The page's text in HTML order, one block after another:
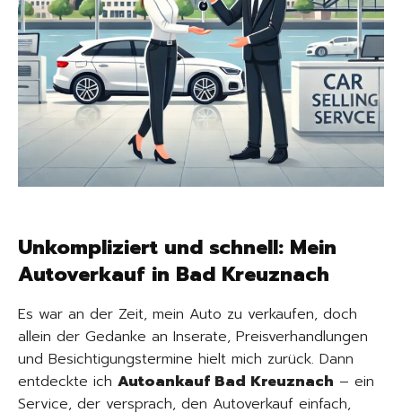
Unkompliziert und schnell: Mein
Autoverkauf in Bad Kreuznach
Es war an der Zeit, mein Auto zu verkaufen, doch
allein der Gedanke an Inserate, Preisverhandlungen
und Besichtigungstermine hielt mich zurück. Dann
entdeckte ich Autoankauf Bad Kreuznach – ein
Service, der versprach, den Autoverkauf einfach,